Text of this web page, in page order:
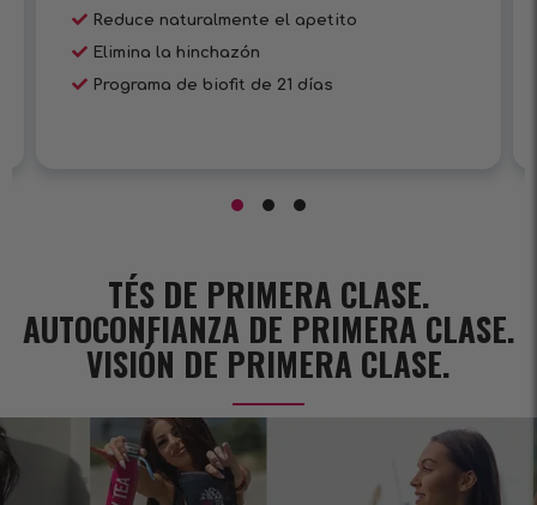
Reduce naturalmente el apetito
Elimina la hinchazón
Programa de biofit de 21 días
TÉS DE PRIMERA CLASE.
AUTOCONFIANZA DE PRIMERA CLASE.
VISIÓN DE PRIMERA CLASE.